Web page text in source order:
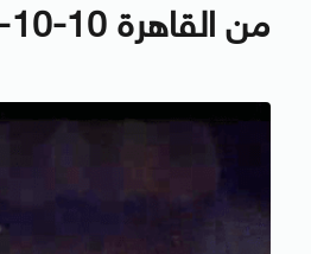
من القاهرة 10-10-2014